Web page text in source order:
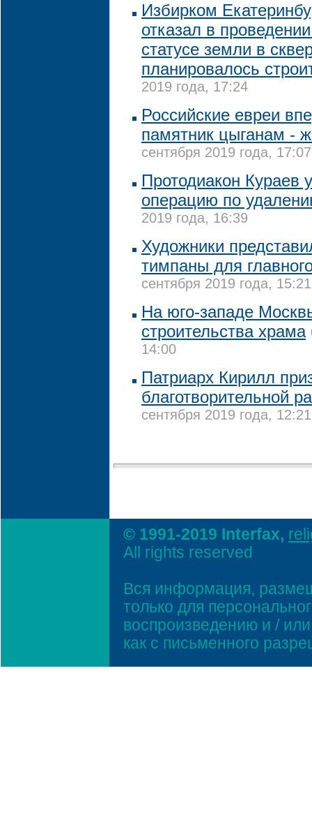
Избирком
отказал в
статусе земли в
планировалось
2019 года, 17:24
Российские евреи
памятник цыганам -
сентября 2019 года, 17:07
Протодиакон Кураев
операцию по
2019 года, 16:39
Художники
тимпаны для
сентября 2019 года, 15:21
На юго-западе
строительства храма
14:00
Патриарх Кирилл
благотворительной
сентября 2019 года, 12:21
© 1991-2019 Interfax,
All rights reserved
Вся информация,
только для
воспроизведению и /
как с письменного